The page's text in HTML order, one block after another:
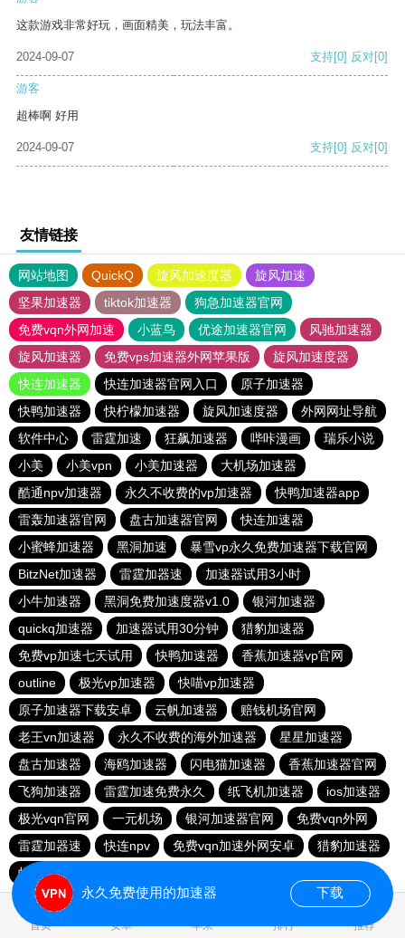
这款游戏非常好玩，画面精美，玩法丰富。
2024-09-07 支持[0] 反对[0]
游客
超棒啊 好用
2024-09-07 支持[0] 反对[0]
友情链接
网站地图 QuickQ 旋风加速度器
旋风加速
坚果加速器
tiktok加速器
狗急加速器官网
免费vqn外网加速
小蓝鸟 优途加速器官网
风驰加速器
旋风加速器
免费vps加速器外网苹果版
旋风加速度器
快连加速器
快连加速器官网入口
原子加速器
快鸭加速器
快柠檬加速器 旋风加速度器
外网网址导航
软件中心
雷霆加速 狂飙加速器 哔咔漫画
瑞乐小说
小美
小美vpn 小美加速器
大机场加速器
酷通npv加速器
永久不收费的vp加速器
快鸭加速器app
雷轰加速器官网
盘古加速器官网
快连加速器
小蜜蜂加速器
黑洞加速
暴雪vp永久免费加速器下载官网
BitzNet加速器
雷霆加器速
加速器试用3小时
小牛加速器
黑洞免费加速度器v1.0
银河加速器
quickq加速器
加速器试用30分钟
猎豹加速器
免费vp加速七天试用
快鸭加速器
香蕉加速器vp官网
outline
极光vp加速器
快喵vp加速器
原子加速器下载安卓
云帆加速器
赔钱机场官网
老王vn加速器
永久不收费的海外加速器
星星加速器
盘古加速器
海鸥加速器 闪电猫加速器
香蕉加速器官网
飞狗加速器
雷霆加速免费永久 纸飞机加速器
ios加速器
极光vqn官网
一元机场 银河加速器官网
免费vqn外网
雷霆加器速
快连npv 免费vqn加速外网安卓
猎豹加速器
蚂蚁加速npv下载官网ios
首页 安卓 苹果 排行 推荐
永久免费使用的加速器 下载
0.026830s